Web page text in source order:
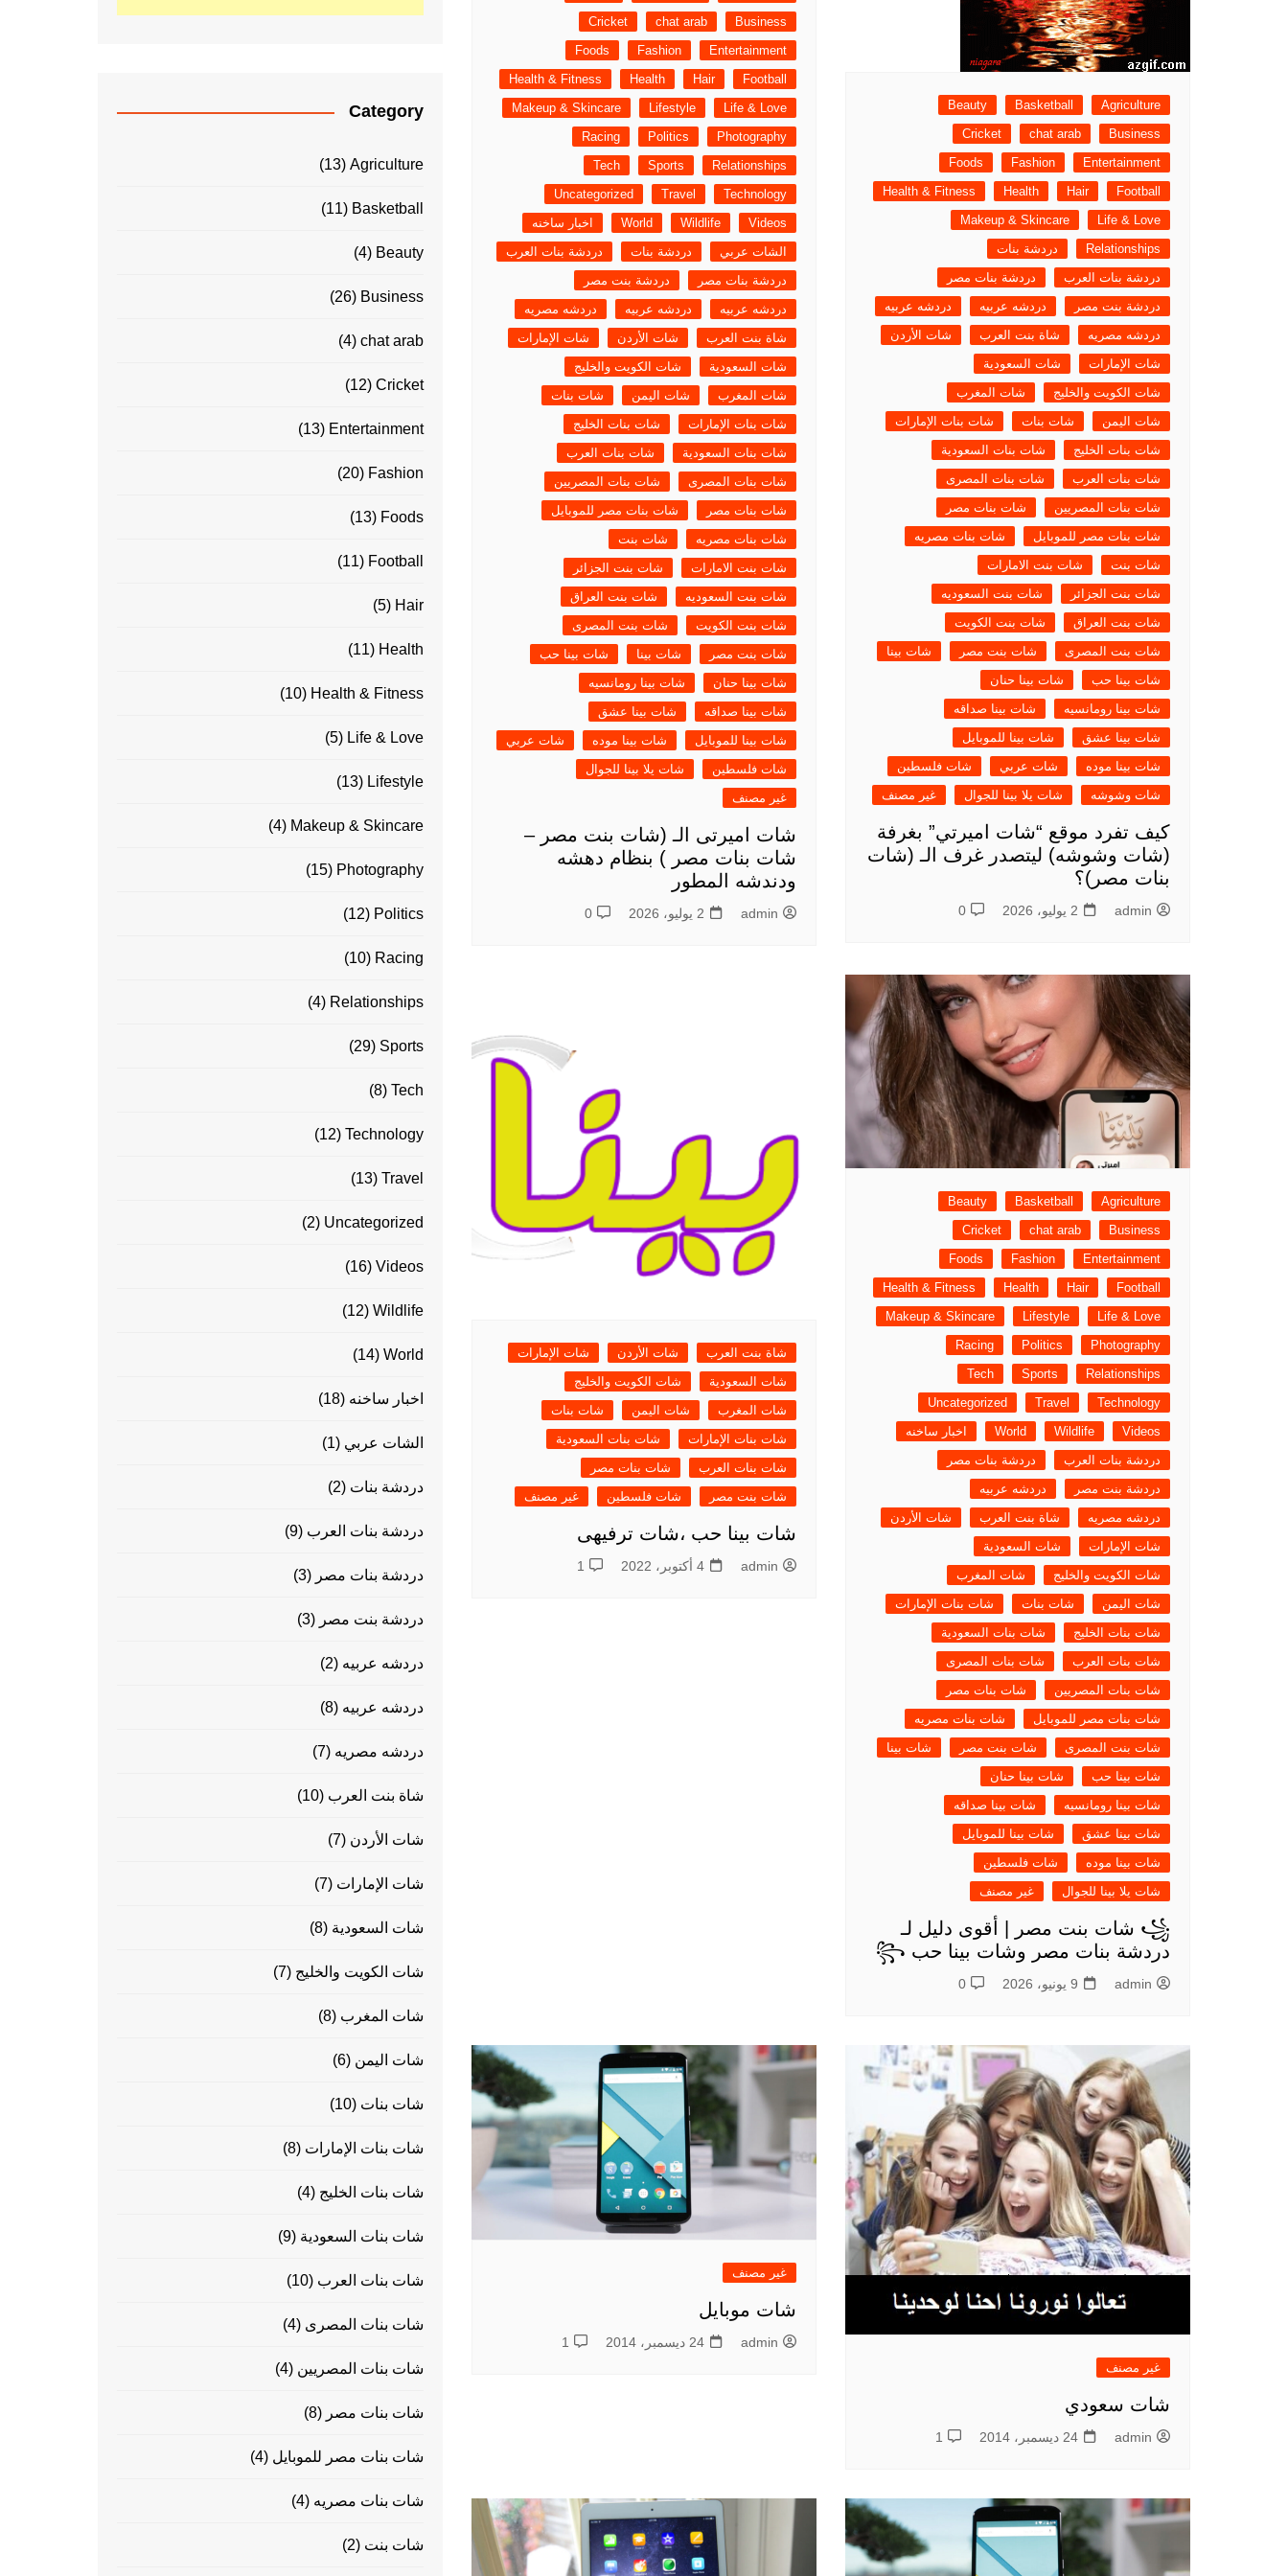
شات أميرتي اللبنانية – أناقة
الكلمة وعمق الحوار
شات عربي مباشر – تواصل
حقيقي بنكهة عربية أصيلة
شات أميرتي موبايل – تجربة
دردشة عربية راقية بلا حدود
chat-algeria
شات سحابة صيف , شات نبض
القلب
شات بينا ,شات بينا حب,شات
بينا عشق,شات بينا عشق
Agriculture
Basketball
Beauty
Business
chat arab
Cricket
Entertainment
Fashion
Foods
Football
Hair
Health
Health & Fitness
Life & Love
Makeup & Skincare
Relationships
دردشة بنات
دردشة بنات العرب
دردشة بنات مصر
دردشة بنت مصر
دردشه عربيه
دردشه عربيه
دردشه مصريه
شاة بنت العرب
شات الأردن
شات الإمارات
شات السعودية
شات الكويت والخليج
شات المغرب
شات اليمن
شات بنات
شات بنات الإمارات
شات بنات الخليج
شات بنات السعودية
شات بنات العرب
شات بنات المصرى
شات بنات المصريين
شات بنات مصر
شات بنات مصر للموبايل
شات بنات مصريه
شات بنت
شات بنت الامارات
شات بنت الجزائر
شات بنت السعوديه
شات بنت العراق
شات بنت الكويت
شات بنت المصرى
شات بنت مصر
شات بينا
شات بينا حب
شات بينا حنان
شات بينا رومانسيه
شات بينا صداقه
شات بينا عشق
شات بينا للموبايل
شات بينا موده
شات عربي
شات فلسطين
شات وشوشه
شات يلا بينا للجوال غير مصنف
كيف تفرد موقع “شات اميرتي” بغرفة
(شات وشوشه) ليتصدر غرف الـ (شات
بنات مصر)؟
admin 2 يوليو، 2026 0
Business
chat arab
Cricket
Entertainment
Fashion
Foods
Football
Hair
Health
Health & Fitness
Life & Love
Lifestyle
Makeup & Skincare
Photography
Politics
Racing
Relationships
Sports
Tech
Technology
Travel
Uncategorized
Videos
Wildlife
World
اخبار ساخنه
الشات عربي
دردشة بنات
دردشة بنات العرب
دردشة بنات مصر
دردشة بنت مصر
دردشه عربيه
دردشه عربيه
دردشه مصريه
شاة بنت العرب
شات الأردن
شات الإمارات
شات السعودية
شات الكويت والخليج
شات المغرب
شات اليمن
شات بنات
شات بنات الإمارات
شات بنات الخليج
شات بنات السعودية
شات بنات العرب
شات بنات المصرى
شات بنات المصريين
شات بنات مصر
شات بنات مصر للموبايل
شات بنات مصريه
شات بنت
شات بنت الامارات
شات بنت الجزائر
شات بنت السعوديه
شات بنت العراق
شات بنت الكويت
شات بنت المصرى
شات بنت مصر
شات بينا
شات بينا حب
شات بينا حنان
شات بينا رومانسيه
شات بينا صداقه
شات بينا عشق
شات بينا للموبايل
شات بينا موده
شات عربي
شات فلسطين
شات يلا بينا للجوال
غير مصنف
شات اميرتى الـ (شات بنت مصر –
شات بنات مصر ) بنظام دهشه
ودندشه المطور
admin 2 يوليو، 2026 0
Agriculture
Basketball
Beauty
Business
chat arab
Cricket
Entertainment
Fashion
Foods
Football
Hair
Health
Health & Fitness
Life & Love
Lifestyle
Makeup & Skincare
Photography
Politics
Racing
Relationships
Sports
Tech
Technology
Travel
Uncategorized
Videos
Wildlife
World
اخبار ساخنه
دردشة بنات العرب
دردشة بنات مصر
دردشة بنت مصر
دردشه عربيه
دردشه مصريه
شاة بنت العرب
شات الأردن
شات الإمارات
شات السعودية
شات الكويت والخليج
شات المغرب
شات اليمن
شات بنات
شات بنات الإمارات
شات بنات الخليج
شات بنات السعودية
شات بنات العرب
شات بنات المصرى
شات بنات المصريين
شات بنات مصر
شات بنات مصر للموبايل
شات بنات مصريه
شات بنت المصرى
شات بنت مصر
شات بينا
شات بينا حب
شات بينا حنان
شات بينا رومانسيه
شات بينا صداقه
شات بينا عشق
شات بينا للموبايل
شات بينا موده
شات فلسطين
شات يلا بينا للجوال
غير مصنف
꧁ شات بنت مصر | أقوى دليل لـ
دردشة بنات مصر وشات بينا حب ꧂
admin 9 يونيو، 2026 0
شاة بنت العرب شات الأردن
شات الإمارات
شات السعودية
شات الكويت والخليج
شات المغرب
شات اليمن
شات بنات
شات بنات الإمارات
شات بنات السعودية
شات بنات العرب
شات بنات مصر
شات بنت مصر
شات فلسطين غير مصنف
شات بينا حب ،شات ترفيهى
admin 4 أكتوبر، 2022 1
غير مصنف
شات سعودي
admin 24 ديسمبر، 2014 1
غير مصنف
شات موبايل
admin 24 ديسمبر، 2014 1
Category
Agriculture
(13)
Basketball
(11)
Beauty
(4)
Business
(26)
chat arab
(4)
Cricket
(12)
Entertainment
(13)
Fashion
(20)
Foods
(13)
Football
(11)
Hair
(5)
Health
(11)
Health & Fitness
(10)
Life & Love
(5)
Lifestyle
(13)
Makeup & Skincare
(4)
Photography
(15)
Politics
(12)
Racing
(10)
Relationships
(4)
Sports
(29)
Tech
(8)
Technology
(12)
Travel
(13)
Uncategorized
(2)
Videos
(16)
Wildlife
(12)
World
(14)
اخبار ساخنه (18)
الشات عربي (1)
دردشة بنات (2)
دردشة بنات العرب (9)
دردشة بنات مصر (3)
دردشة بنت مصر (3)
دردشه عربيه (2)
دردشه عربيه (8)
دردشه مصريه (7)
شاة بنت العرب (10)
شات الأردن (7)
شات الإمارات (7)
شات السعودية (8)
شات الكويت والخليج (7)
شات المغرب (8)
شات اليمن (6)
شات بنات (10)
شات بنات الإمارات (8)
شات بنات الخليج (4)
شات بنات السعودية (9)
شات بنات العرب (10)
شات بنات المصرى (4)
شات بنات المصريين (4)
شات بنات مصر (8)
شات بنات مصر للموبايل (4)
شات بنات مصريه (4)
شات بنت (2)